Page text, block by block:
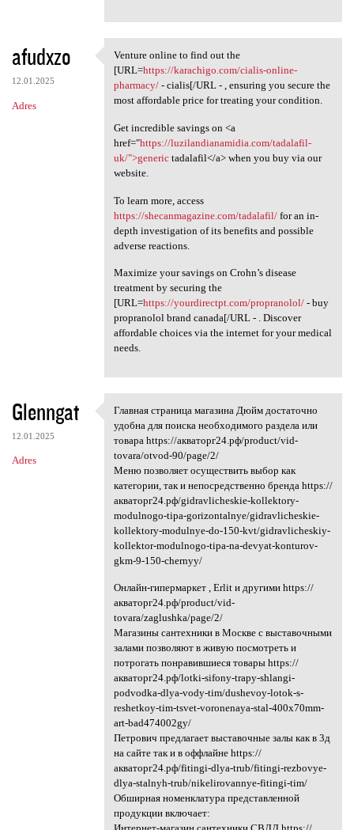
afudxzo
12.01.2025
Adres
Venture online to find out
Venture online to find out the
[URL=https://karachigo.com/cialis-online-
pharmacy/- cialis[/URL - , ensuring you secure the
most affordable price for treating your condition.
Get incredible savings on <a
href="https://luzilandianamidia.com/tadalafil-
uk/">generictadalafil</a> when you buy via our
website.
To learn more, access
https://shecanmagazine.com/tadalafil/for an in-
depth investigation of its benefits and possible
adverse reactions.
Maximize your savings on Crohn’s disease
treatment by securing the
[URL=https://yourdirectpt.com/propranolol/- buy
propranolol brand canada[/URL - . Discover
affordable choices via the internet for your medical
needs.
Glenngat
12.01.2025
Adres
Главная страница магазина
Главная страница магазина Дюйм достаточно
удобна для поиска необходимого раздела или
товара https://акваторг24.рф/product/vid-
tovara/otvod-90/page/2/
Меню позволяет осуществить выбор как
категории, так и непосредственно бренда https://
акваторг24.рф/gidravlicheskie-kollektory-
modulnogo-tipa-gorizontalnye/gidravlicheskie-
kollektory-modulnye-do-150-kvt/gidravlicheskiy-
kollektor-modulnogo-tipa-na-devyat-konturov-
gkm-9-150-chernyy/
Онлайн-гипермаркет , Erlit и другими https://
акваторг24.рф/product/vid-
tovara/zaglushka/page/2/
Магазины сантехники в Москве с выставочными
залами позволяют в живую посмотреть и
потрогать понравившиеся товары https://
акваторг24.рф/lotki-sifony-trapy-shlangi-
podvodka-dlya-vody-tim/dushevoy-lotok-s-
reshetkoy-tim-tsvet-voronenaya-stal-400x70mm-
art-bad474002gy/
Петрович предлагает выставочные залы как в 3д
на сайте так и в оффлайне https://
акваторг24.рф/fitingi-dlya-trub/fitingi-rezbovye-
dlya-stalnyh-trub/nikelirovannye-fitingi-tim/
Обширная номенклатура представленной
продукции включает: